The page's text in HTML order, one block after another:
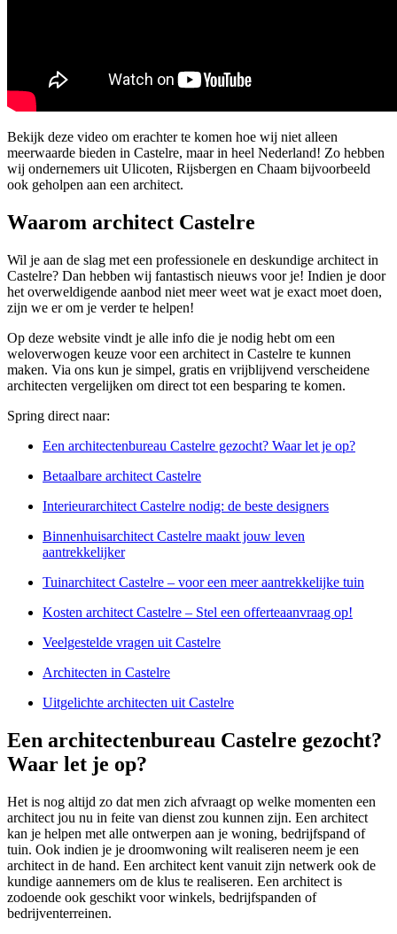
Bekijk deze video om erachter te komen hoe wij niet alleen
meerwaarde bieden in Castelre, maar in heel Nederland! Zo hebben
wij ondernemers uit Ulicoten, Rijsbergen en Chaam bijvoorbeeld
ook geholpen aan een architect.
Waarom architect Castelre
Wil je aan de slag met een professionele en deskundige architect in
Castelre? Dan hebben wij fantastisch nieuws voor je! Indien je door
het overweldigende aanbod niet meer weet wat je exact moet doen,
zijn we er om je verder te helpen!
Op deze website vindt je alle info die je nodig hebt om een
weloverwogen keuze voor een architect in Castelre te kunnen
maken. Via ons kun je simpel, gratis en vrijblijvend verscheidene
architecten vergelijken om direct tot een besparing te komen.
Spring direct naar:
Een architectenbureau Castelre gezocht? Waar let je op?
Betaalbare architect Castelre
Interieurarchitect Castelre nodig: de beste designers
Binnenhuisarchitect Castelre maakt jouw leven
aantrekkelijker
Tuinarchitect Castelre – voor een meer aantrekkelijke tuin
Kosten architect Castelre – Stel een offerteaanvraag op!
Veelgestelde vragen uit Castelre
Architecten in Castelre
Uitgelichte architecten uit Castelre
Een architectenbureau Castelre gezocht?
Waar let je op?
Het is nog altijd zo dat men zich afvraagt op welke momenten een
architect jou nu in feite van dienst zou kunnen zijn. Een architect
kan je helpen met alle ontwerpen aan je woning, bedrijfspand of
tuin. Ook indien je je droomwoning wilt realiseren neem je een
architect in de hand. Een architect kent vanuit zijn netwerk ook de
kundige aannemers om de klus te realiseren. Een architect is
zodoende ook geschikt voor winkels, bedrijfspanden of
bedrijventerreinen.